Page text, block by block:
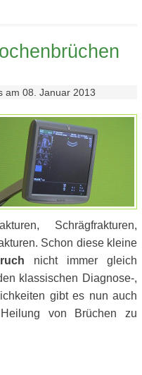
am 08. Januar 2013
Schrägfrakturen,
Schon diese kleine
nicht immer gleich
klassischen Diagnose-,
gibt es nun auch
von Brüchen zu